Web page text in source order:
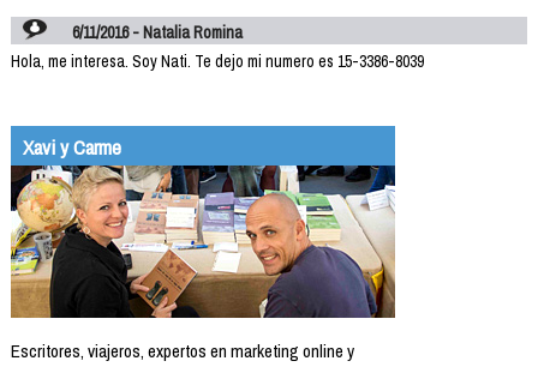
6/11/2016 - Natalia Romina
Hola, me interesa. Soy Nati. Te dejo mi numero es 15-3386-8039
Xavi y Carme
Escritores, viajeros, expertos en marketing online y